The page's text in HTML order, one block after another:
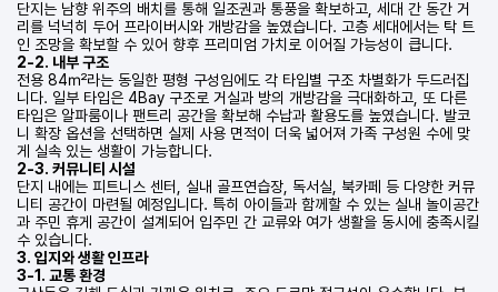
단지는 남향 위주의 배치를 통해 일조권과 통풍을 확보하고, 세대 간 동간 거
리를 넉넉히 두어 프라이버시와 개방감을 높였습니다. 고층 세대에서는 탁 트
인 조망을 확보할 수 있어 향후 프리미엄 가치로 이어질 가능성이 큽니다.
2-2. 내부 구조
전용 84㎡라는 동일한 평형 구성임에도 각 타입별 구조 차별화가 두드러집
니다. 일부 타입은 4Bay 구조로 거실과 방의 개방감을 극대화하고, 또 다른
타입은 알파룸이나 팬트리 공간을 확보해 수납과 활용도를 높였습니다. 발코
니 확장 옵션을 선택하면 실제 사용 면적이 더욱 넓어져 가족 구성원 수에 맞
게 실속 있는 생활이 가능합니다.
2-3. 커뮤니티 시설
단지 내에는 피트니스 센터, 실내 골프연습장, 독서실, 북카페 등 다양한 커뮤
니티 공간이 마련될 예정입니다. 특히 아이들과 함께할 수 있는 실내 놀이공간
과 주민 휴게 공간이 설계되어 입주민 간 교류와 여가 생활을 동시에 충족시킬
수 있습니다.
3. 입지와 생활 인프라
3-1. 교통 환경